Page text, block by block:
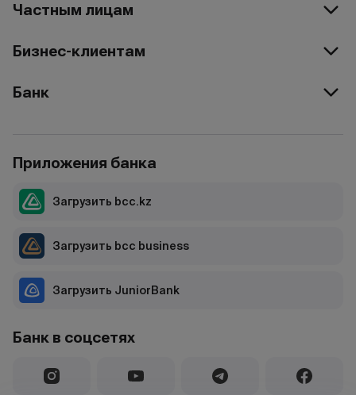
Частным лицам
Бизнес-клиентам
Банк
Банк в соцсетях
Приложения банка
Загрузить bcc.kz
Загрузить bcc business
Загрузить JuniorBank